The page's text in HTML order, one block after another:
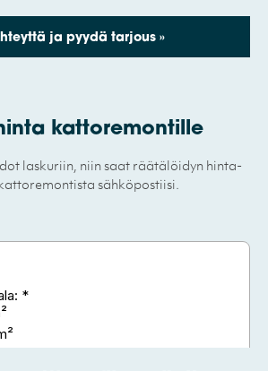
ja pyydä tarjous »
kattoremontille
laskuriin, niin saat räätälöidyn hinta-
sähköpostiisi.